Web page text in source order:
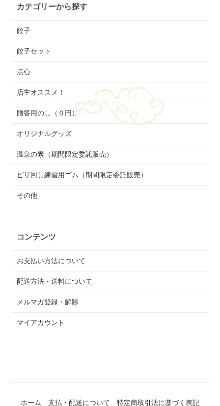
カテゴリーから探す
餃子
餃子セット
点心
店主オススメ！
贈答用のし（０円）
オリジナルグッズ
温泉の素（期間限定委託販売）
ピザ回し練習用ゴム（期間限定委託販売）
その他
コンテンツ
お支払い方法について
配送方法・送料について
メルマガ登録・解除
マイアカウント
ホーム 支払・配送について 特定商取引法に基づく表記